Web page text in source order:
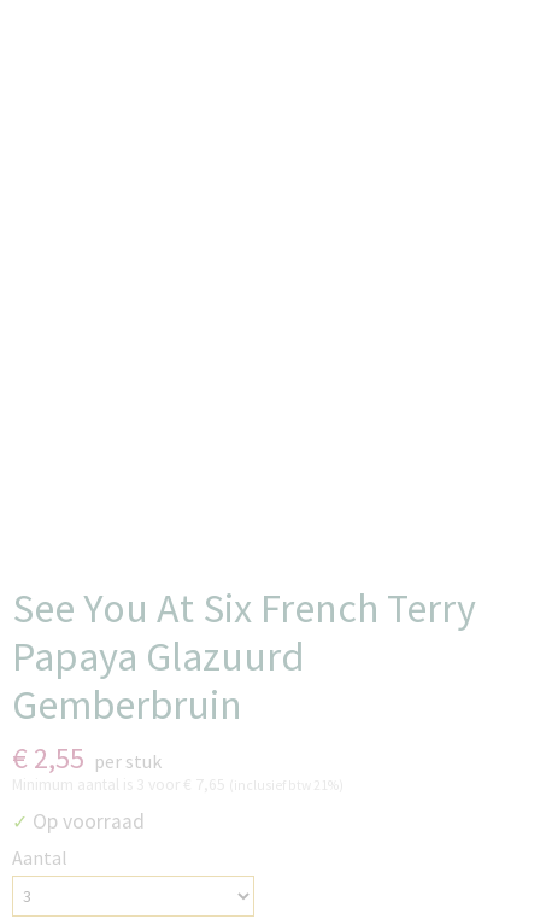
See You At Six French Terry
Papaya Glazuurd
Gemberbruin
€ 2,55 per stuk
✓ Op voorraad
Aantal